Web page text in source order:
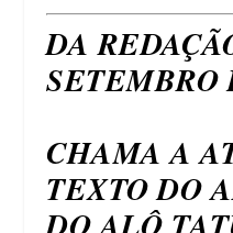
DA
SETEMBRO
CHAMA A
TEXTO DO